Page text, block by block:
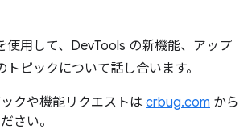
使用して、DevTools の新機能、アップ
ピックについて話し合います。
クや機能リクエストは crbug.com から
さい。